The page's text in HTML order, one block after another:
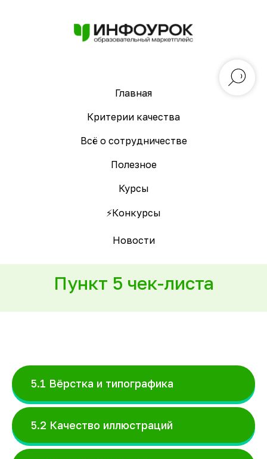
Главная
Критерии качества
Всё о сотрудничестве
Полезное
Курсы
⚡️Конкурсы
Новости
Пункт 5 чек-листа
5.1 Вёрстка и типографика
5.2 Качество иллюстраций